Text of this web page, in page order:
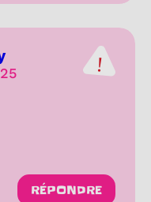
RÉPONDRE